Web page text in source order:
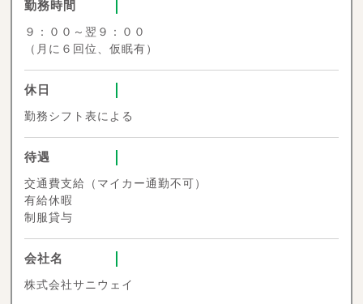
勤務時間
９：００～翌９：００
（月に６回位、仮眠有）
休日
勤務シフト表による
待遇
交通費支給（マイカー通勤不可）
有給休暇
制服貸与
会社名
株式会社サニウェイ